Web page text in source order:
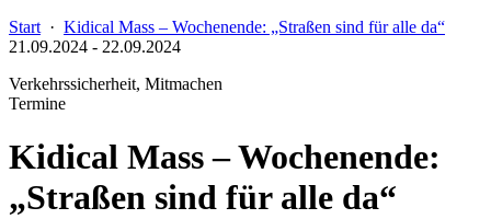
Start · Kidical Mass – Wochenende: „Straßen sind für alle da“
21.09.2024 - 22.09.2024
Verkehrssicherheit, Mitmachen
Termine
Kidical Mass – Wochenende:
„Straßen sind für alle da“